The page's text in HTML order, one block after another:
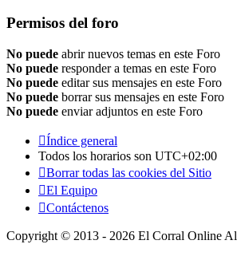
Permisos del foro
No puede abrir nuevos temas en este Foro
No puede responder a temas en este Foro
No puede editar sus mensajes en este Foro
No puede borrar sus mensajes en este Foro
No puede enviar adjuntos en este Foro
Índice general
Todos los horarios son UTC+02:00
Borrar todas las cookies del Sitio
El Equipo
Contáctenos
Copyright © 2013 - 2026 El Corral Online